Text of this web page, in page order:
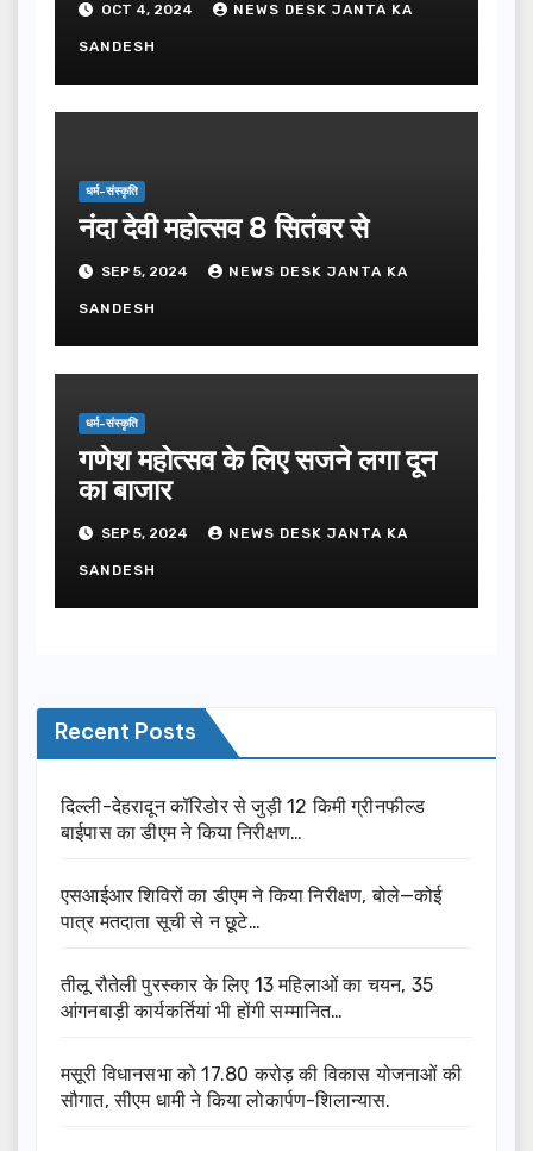
OCT 4, 2024 NEWS DESK JANTA KA
SANDESH
धर्म-संस्कृति
नंदा देवी महोत्सव 8 सितंबर से
SEP 5, 2024 NEWS DESK JANTA KA
SANDESH
धर्म-संस्कृति
गणेश महोत्सव के लिए सजने लगा दून
का बाजार
SEP 5, 2024 NEWS DESK JANTA KA
SANDESH
Recent Posts
दिल्ली-देहरादून कॉरिडोर से जुड़ी 12 किमी ग्रीनफील्ड
बाईपास का डीएम ने किया निरीक्षण…
एसआईआर शिविरों का डीएम ने किया निरीक्षण, बोले—कोई
पात्र मतदाता सूची से न छूटे…
तीलू रौतेली पुरस्कार के लिए 13 महिलाओं का चयन, 35
आंगनबाड़ी कार्यकर्तियां भी होंगी सम्मानित…
मसूरी विधानसभा को 17.80 करोड़ की विकास योजनाओं की
सौगात, सीएम धामी ने किया लोकार्पण-शिलान्यास.